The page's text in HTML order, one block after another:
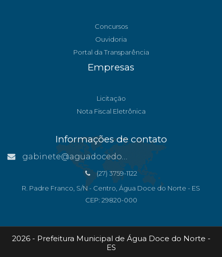
Concursos
Ouvidoria
Portal da Transparência
Empresas
Licitação
Nota Fiscal Eletrônica
Informações de contato
gabinete@aguadocedonorte.es.gov.br
(27) 3759-1122
R. Padre Franco, S/N - Centro, Água Doce do Norte - ES
CEP: 29820-000
2026 - Prefeitura Municipal de Água Doce do Norte -
ES